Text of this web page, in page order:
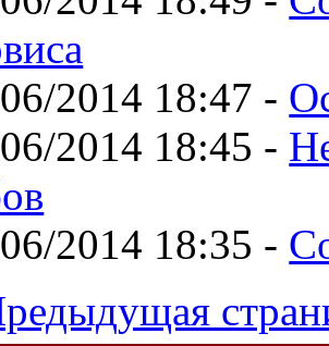
2014 18:47 -
2014 18:45 -
2014 18:35 -